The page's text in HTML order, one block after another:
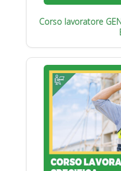
Corso lavoratore